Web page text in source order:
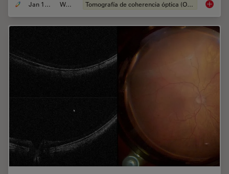
Jan 12, 2022 Webinar Tomografía de coherencia óptica (OCT, por sus siglas en inglés) Clinical